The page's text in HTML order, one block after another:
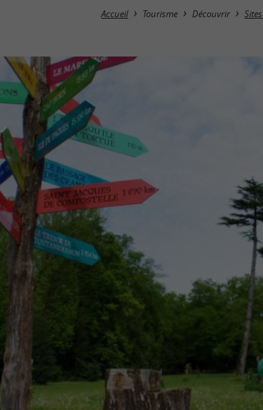
Accueil Tourisme Découvrir